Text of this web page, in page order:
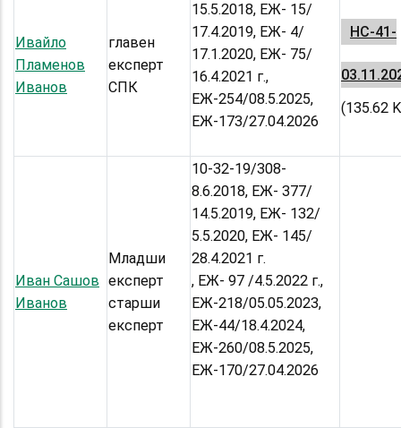
Ивайло
Пламенов
Иванов
главен
експерт
СПК
15.5.2018, ЕЖ- 15/
17.4.2019, ЕЖ- 4/
17.1.2020, ЕЖ- 75/
16.4.2021 г.,
ЕЖ-254/08.5.2025,
ЕЖ-173/27.04.2026
НС-41-
(135.62
Иван Сашов
Иванов
Младши
експерт
старши
експерт
10-32-19/308-
8.6.2018, ЕЖ- 377/
14.5.2019, ЕЖ- 132/
5.5.2020, ЕЖ- 145/
28.4.2021 г.
, ЕЖ- 97 /4.5.2022 г.,
ЕЖ-218/05.05.2023,
ЕЖ-44/18.4.2024,
ЕЖ-260/08.5.2025,
ЕЖ-170/27.04.2026